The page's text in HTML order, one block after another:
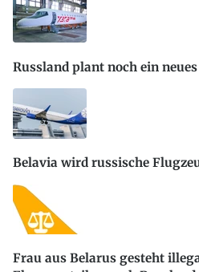
Russland plant noch ein
Belavia wird russische
Frau aus Belarus gesteht